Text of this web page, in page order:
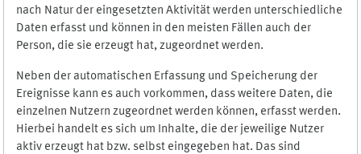
nach Natur der eingesetzten Aktivität werden unterschiedliche
Daten erfasst und können in den meisten Fällen auch der
Person, die sie erzeugt hat, zugeordnet werden.
Neben der automatischen Erfassung und Speicherung der
Ereignisse kann es auch vorkommen, dass weitere Daten, die
einzelnen Nutzern zugeordnet werden können, erfasst werden.
Hierbei handelt es sich um Inhalte, die der jeweilige Nutzer
aktiv erzeugt hat bzw. selbst eingegeben hat. Das sind